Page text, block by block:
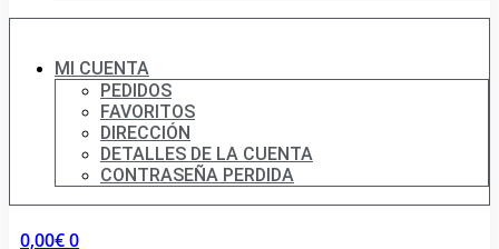
MI CUENTA
PEDIDOS
FAVORITOS
DIRECCIÓN
DETALLES DE LA CUENTA
CONTRASEÑA PERDIDA
0,00€0